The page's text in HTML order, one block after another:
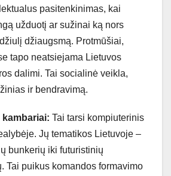
pasitenkinimas, kai
užduotį ar sužinai ką nors
džiaugsmą. Protmūšiai,
tapo neatsiejama Lietuvos
dalimi. Tai socialinė veikla,
ir bendravimą.
kambariai: Tai tarsi kompiuterinis
Jų tematikos Lietuvoje –
bunkerių iki futuristinių
Tai puikus komandos formavimo